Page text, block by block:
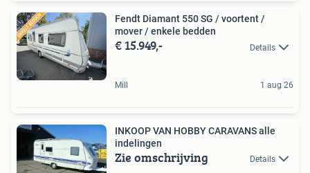
Fendt Diamant 550 SG / voortent /
mover / enkele bedden
€ 15.949,- Details
Mill 1 aug 26
INKOOP VAN HOBBY CARAVANS alle
indelingen
Zie omschrijving Details